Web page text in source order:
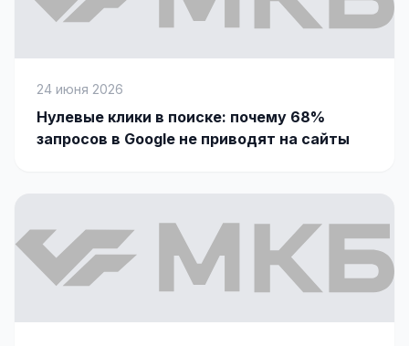
24 июня 2026
Нулевые клики в поиске: почему 68%
запросов в Google не приводят на сайты